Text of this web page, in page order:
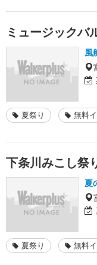
ミュージックバ
風
夏祭り 無料
下条川みこし祭
夏
夏祭り 無料